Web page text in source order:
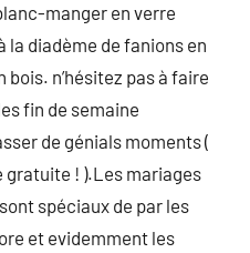
manger en verre
diadème de fanions en
n’hésitez pas à faire
fin de semaine
de génials moments (
gratuite ! ).Les mariages
spéciaux de par les
et evidemment les